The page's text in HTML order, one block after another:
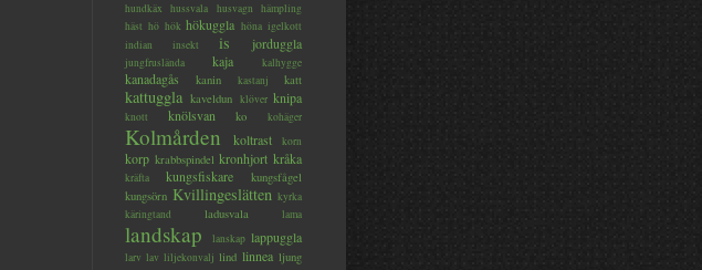
hundkäx
hussvala husvagn
hämpling
häst hö hök hökuggla höna igelkott
indian
insekt is jorduggla
jungfruslända kaja kalhygge
kanadagås kanin kastanj katt
kattuggla kaveldun klöver knipa
knott knölsvan ko kohäger
Kolmården koltrast korn
korp krabbspindel kronhjort kråka
kräfta kungsfiskare
kungsfågel
kungsörn Kvillingeslätten kyrka
käringtand
ladusvala lama
landskap lanskap lappuggla
larv lav liljekonvalj lind linnea ljung